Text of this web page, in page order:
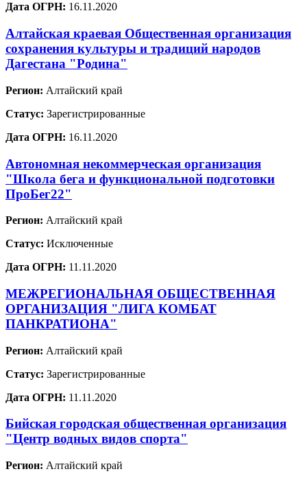
Дата ОГРН: 16.11.2020
Алтайская краевая Общественная организация
сохранения культуры и традиций народов
Дагестана "Родина"
Регион: Алтайский край
Статус: Зарегистрированные
Дата ОГРН: 16.11.2020
Автономная некоммерческая организация
"Школа бега и функциональной подготовки
ПроБег22"
Регион: Алтайский край
Статус: Исключенные
Дата ОГРН: 11.11.2020
МЕЖРЕГИОНАЛЬНАЯ ОБЩЕСТВЕННАЯ
ОРГАНИЗАЦИЯ "ЛИГА КОМБАТ
ПАНКРАТИОНА"
Регион: Алтайский край
Статус: Зарегистрированные
Дата ОГРН: 11.11.2020
Бийская городская общественная организация
"Центр водных видов спорта"
Регион: Алтайский край